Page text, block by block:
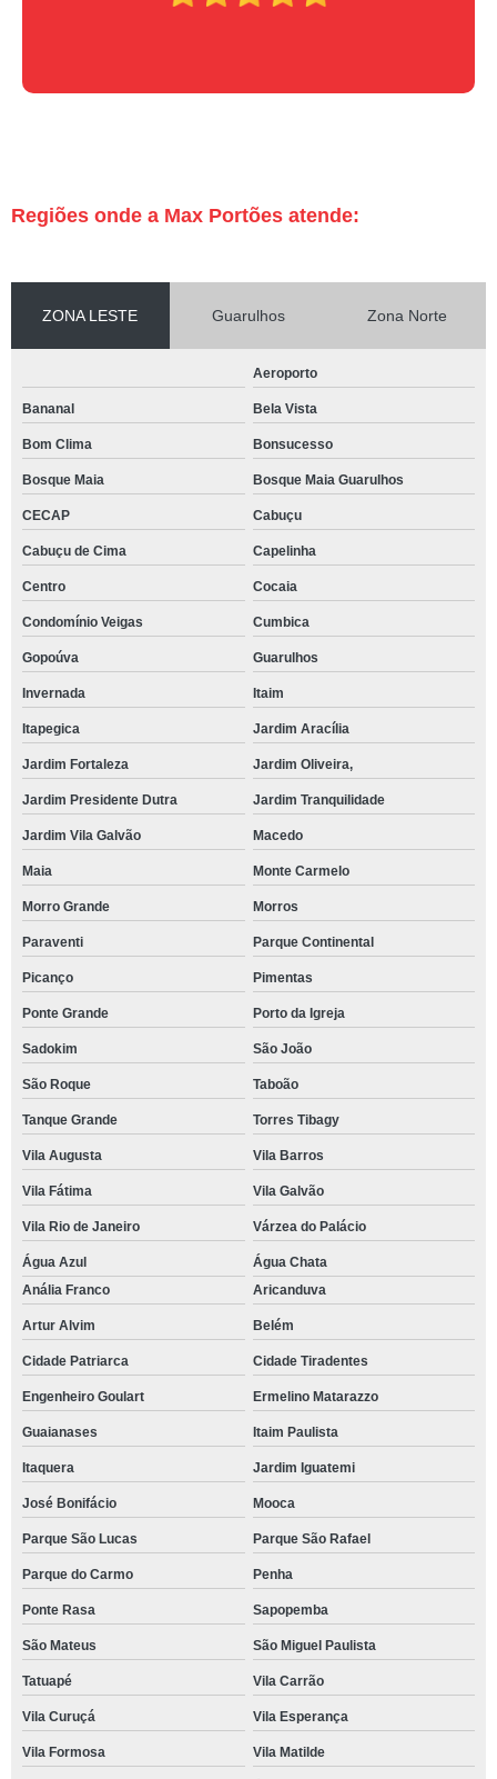
Regiões onde a Max Portões atende:
ZONA LESTE Guarulhos Zona Norte
Aeroporto
Bananal Bela Vista
Bom Clima Bonsucesso
Bosque Maia Bosque Maia Guarulhos
CECAP Cabuçu
Cabuçu de Cima Capelinha
Centro Cocaia
Condomínio Veigas Cumbica
Gopoúva Guarulhos
Invernada Itaim
Itapegica Jardim Aracília
Jardim Fortaleza Jardim Oliveira,
Jardim Presidente Dutra Jardim Tranquilidade
Jardim Vila Galvão Macedo
Maia Monte Carmelo
Morro Grande Morros
Paraventi Parque Continental
Picanço Pimentas
Ponte Grande Porto da Igreja
Sadokim São João
São Roque Taboão
Tanque Grande Torres Tibagy
Vila Augusta Vila Barros
Vila Fátima Vila Galvão
Vila Rio de Janeiro Várzea do Palácio
Água Azul
Água Chata
Anália Franco
Aricanduva
Artur Alvim Belém
Cidade Patriarca Cidade Tiradentes
Engenheiro Goulart Ermelino Matarazzo
Guaianases Itaim Paulista
Itaquera Jardim Iguatemi
José Bonifácio Mooca
Parque São Lucas Parque São Rafael
Parque do Carmo Penha
Ponte Rasa Sapopemba
São Mateus São Miguel Paulista
Tatuapé Vila Carrão
Vila Curuçá Vila Esperança
Vila Formosa Vila Matilde